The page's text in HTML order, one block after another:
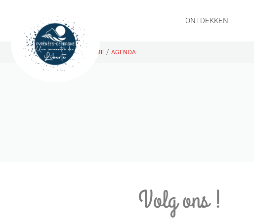
ONTDEKKEN
HOME / AGENDA
Volg ons !